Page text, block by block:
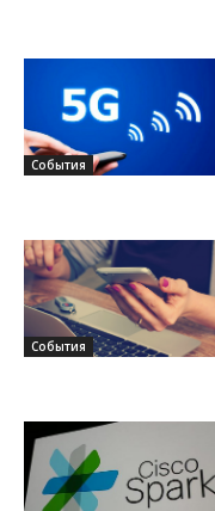
События
События